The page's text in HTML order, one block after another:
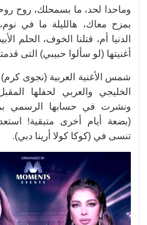
وماحدا لحد، ما بسمحلك، روح
بمزح معاك، هالليلة ما في
الدنيا أم، قتلنا الخوف، الحلم
أغنيتها (لو سألوا حبيبي) التى
شمس الأغنية العربية (نجوى
الخليجي والعربي لحفلها
(بضعة أيام أخرى متبقية!
تنسى في (كوكا كولا أرينا دبي).